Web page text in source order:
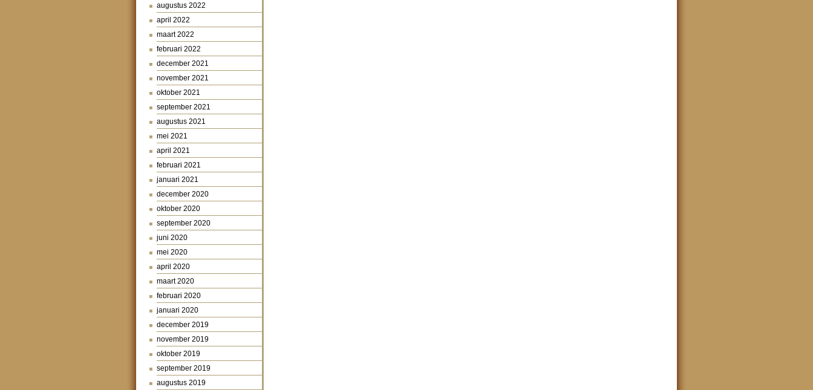
augustus 2022
april 2022
maart 2022
februari 2022
december 2021
november 2021
oktober 2021
september 2021
augustus 2021
mei 2021
april 2021
februari 2021
januari 2021
december 2020
oktober 2020
september 2020
juni 2020
mei 2020
april 2020
maart 2020
februari 2020
januari 2020
december 2019
november 2019
oktober 2019
september 2019
augustus 2019